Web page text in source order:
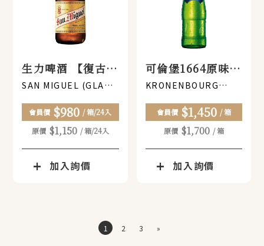
生力啤酒 【復古矮
胖瓶】330ML (瓶
裝) x 24瓶
SAN MIGUEL (GLASS
會員價 $980 / 箱/24入
原價 $1,150 / 箱/24入
加入詢價
可倫堡1664原味啤
酒 330ML (瓶裝)
x 24瓶
KRONENBOURG
BOTTLE)330ML
會員價 $1,450 / 箱
原價 $1,700 / 箱
加入詢價
1 2 3 »